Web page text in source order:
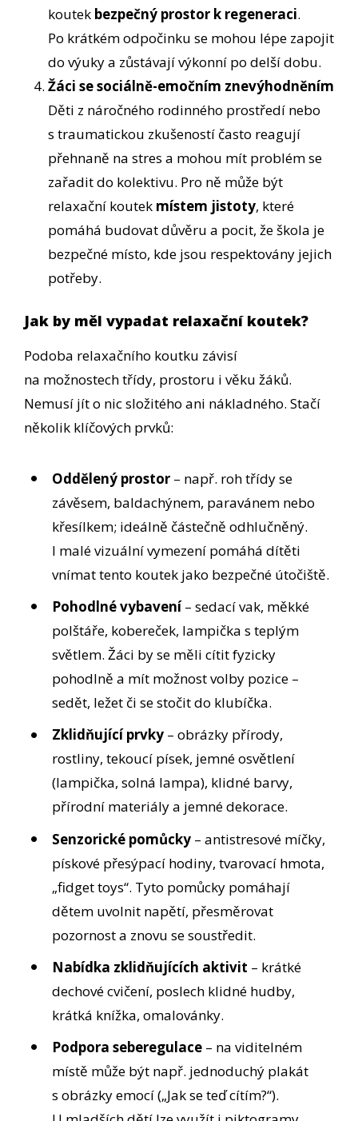
koutek bezpečný prostor k regeneraci.
Po krátkém odpočinku se mohou lépe zapojit
do výuky a zůstávají výkonní po delší dobu.
Žáci se sociálně-emočním znevýhodněním
Děti z náročného rodinného prostředí nebo
s traumatickou zkušeností často reagují
přehnaně na stres a mohou mít problém se
zařadit do kolektivu. Pro ně může být
relaxační koutek místem jistoty, které
pomáhá budovat důvěru a pocit, že škola je
bezpečné místo, kde jsou respektovány jejich
potřeby.
Jak by měl vypadat relaxační koutek?
Podoba relaxačního koutku závisí
na možnostech třídy, prostoru i věku žáků.
Nemusí jít o nic složitého ani nákladného. Stačí
několik klíčových prvků:
Oddělený prostor – např. roh třídy se
závěsem, baldachýnem, paravánem nebo
křesílkem; ideálně částečně odhlučněný.
I malé vizuální vymezení pomáhá dítěti
vnímat tento koutek jako bezpečné útočiště.
Pohodlné vybavení– sedací vak, měkké
polštáře, kobereček, lampička s teplým
světlem. Žáci by se měli cítit fyzicky
pohodlně a mít možnost volby pozice –
sedět, ležet či se stočit do klubíčka.
Zklidňující prvky – obrázky přírody,
rostliny, tekoucí písek, jemné osvětlení
(lampička, solná lampa), klidné barvy,
přírodní materiály a jemné dekorace.
Senzorické pomůcky – antistresové míčky,
pískové přesýpací hodiny, tvarovací hmota,
„fidget toys“. Tyto pomůcky pomáhají
dětem uvolnit napětí, přesměrovat
pozornost a znovu se soustředit.
Nabídka zklidňujících aktivit – krátké
dechové cvičení, poslech klidné hudby,
krátká knížka, omalovánky.
Podpora seberegulace – na viditelném
místě může být např. jednoduchý plakát
s obrázky emocí („Jak se teď cítím?“).